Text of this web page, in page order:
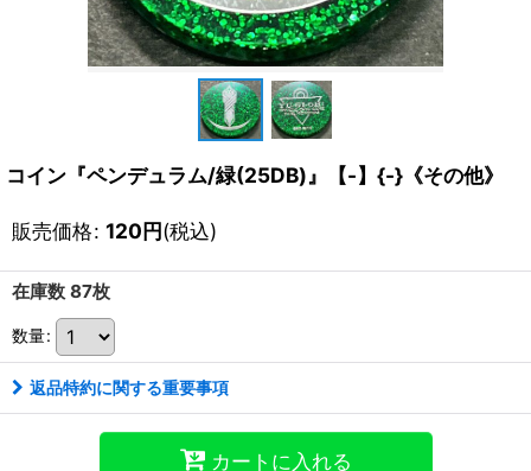
コイン『ペンデュラム/緑(25DB)』【-】{-}《その他》
販売価格: 120円(税込)
在庫数 87枚
数量:
返品特約に関する重要事項
カートに入れる